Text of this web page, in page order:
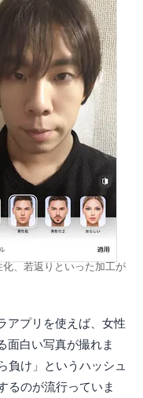
、若返りといった加工が
アプリを使えば、女性
面白い写真が撮れま
負け」というハッシュ
るのが流行っていま